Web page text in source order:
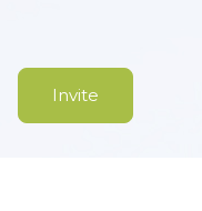
Invite